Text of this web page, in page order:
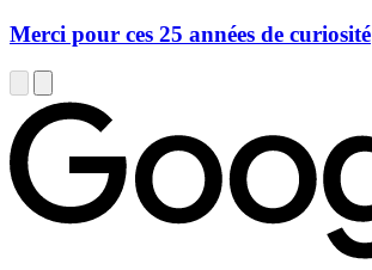
Merci pour ces 25 années de curiosité